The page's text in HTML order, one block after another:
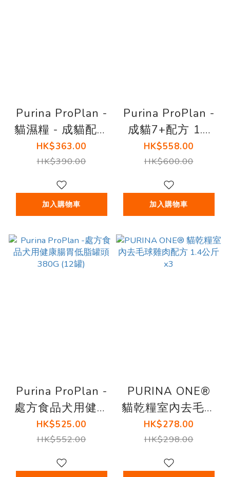
Purina ProPlan -
貓濕糧 - 成貓配方
(醬汁雞肉) 85克
(12包)
HK$363.00
HK$390.00
加入購物車
Purina ProPlan -
成貓7+配方 1.5
KG ( 三文魚吞拿
魚)
HK$558.00
HK$600.00
加入購物車
Purina ProPlan -
處方食品犬用健康
腸胃低脂罐頭
380G (12罐)
HK$525.00
HK$552.00
PURINA ONE®
貓乾糧室內去毛球
雞肉配方 1.4公斤
x3
HK$278.00
HK$298.00